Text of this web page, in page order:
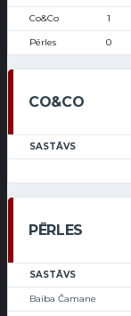
Co&Co 1
Pērles 0
CO&CO
SASTĀVS
PĒRLES
SASTĀVS
Baiba Čamane